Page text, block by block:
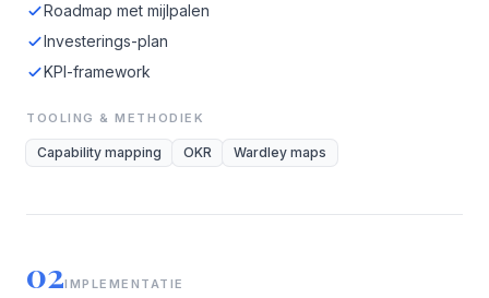
Roadmap met mijlpalen
Investerings-plan
KPI-framework
TOOLING & METHODIEK
Capability mapping OKR Wardley maps
02IMPLEMENTATIE